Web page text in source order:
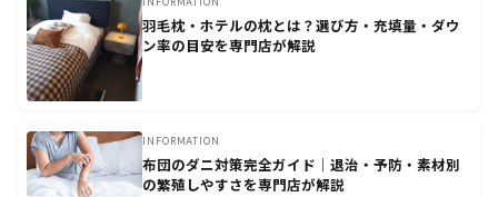
羽毛枕・ホテルの枕とは？選び方・充填量・ダウ
ン率の目安を専門店が解説
INFORMATION
布団のダニ対策完全ガイド｜退治・予防・素材別
の繁殖しやすさを専門店が解説